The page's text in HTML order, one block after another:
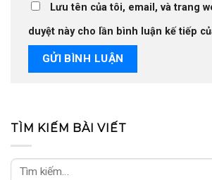
Lưu tên của tôi, email, và trang
duyệt này cho lần bình luận kế tiếp
TÌM KIẾM BÀI VIẾT